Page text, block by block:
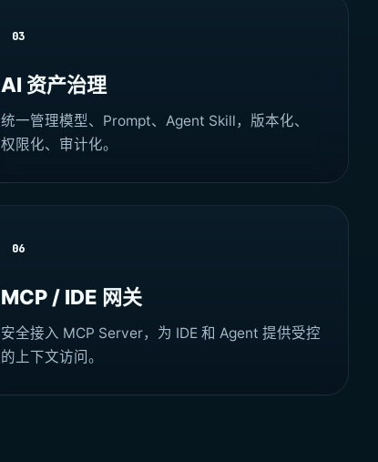
03
AI 资产治理
统一管理模型、Prompt、Agent Skill，版本化、
权限化、审计化。
06
MCP / IDE 网关
安全接入 MCP Server，为 IDE 和 Agent 提供受控
的上下文访问。